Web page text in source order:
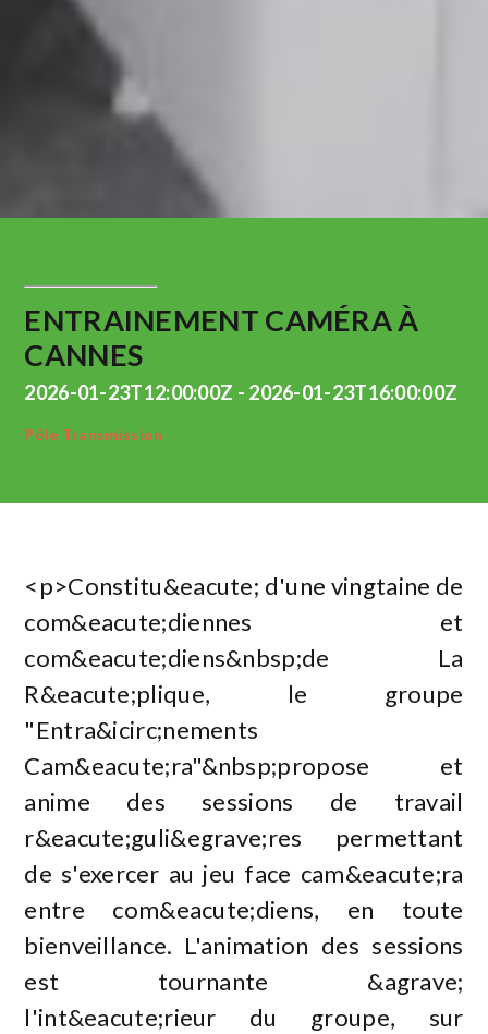
ENTRAINEMENT CAMÉRA À
CANNES
2026-01-23T12:00:00Z - 2026-01-23T16:00:00Z
Pôle Transmission
<p>Constitu&eacute; d'une vingtaine de
com&eacute;diennes et
com&eacute;diens&nbsp;de La
R&eacute;plique, le groupe
"Entra&icirc;nements
Cam&eacute;ra"&nbsp;propose et
anime des sessions de travail
r&eacute;guli&egrave;res permettant
de s'exercer au jeu face cam&eacute;ra
entre com&eacute;diens, en toute
bienveillance. L'animation des sessions
est tournante &agrave;
l'int&eacute;rieur du groupe, sur